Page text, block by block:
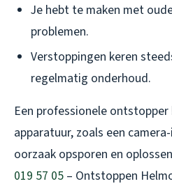
Je hebt te maken met
problemen.
Verstoppingen keren
regelmatig onderhoud.
Een professionele
apparatuur, zoals een
oorzaak opsporen en
019 57 05 – Ontstoppen